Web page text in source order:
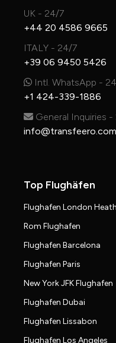
UK - 24/7
+44 20 4586 9665
ITALY - 24/7
+39 06 9450 5426
Intl. WhatsApp -
+1 424-339-1886
General Inquiries
info@transfeero.com
Top Flughäfen
Flughafen London
Rom Flughafen
Flughafen Barcelona
Flughafen Paris
New York JFK Flughafen
Flughafen Dubai
Flughafen Lissabon
Flughafen Los Angeles